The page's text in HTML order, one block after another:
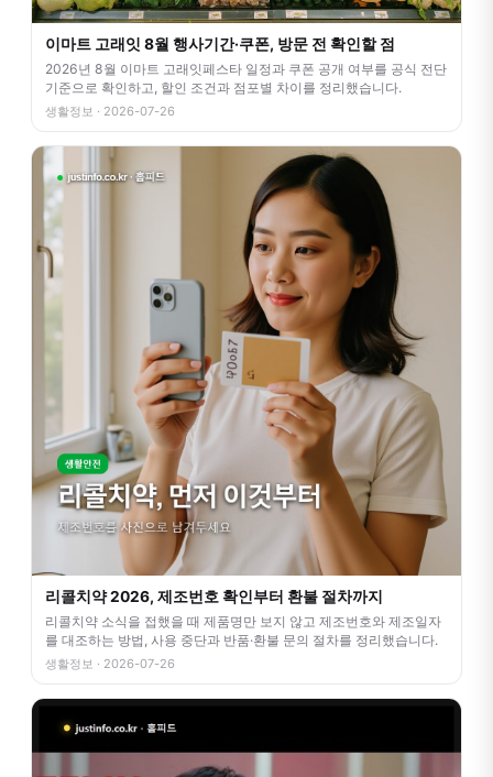
이마트 고래잇 8월 행사기간·쿠폰, 방문 전 확인할 점
2026년 8월 이마트 고래잇페스타 일정과 쿠폰 공개 여부를 공식 전단
기준으로 확인하고, 할인 조건과 점포별 차이를 정리했습니다.
생활정보 · 2026-07-26
리콜치약 2026, 제조번호 확인부터 환불 절차까지
리콜치약 소식을 접했을 때 제품명만 보지 않고 제조번호와 제조일자
를 대조하는 방법, 사용 중단과 반품·환불 문의 절차를 정리했습니다.
생활정보 · 2026-07-26